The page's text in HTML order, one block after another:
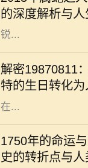
的深度解析与人
年，属蛇的人往往
锐...
解密19870811
特的生日转化
在中国文化中，出
命理分析的重要依
日出生的人士，有
不仅影响着性格、
在...
1750年的命运
史的转折点与
1750年是一个重要
志着人类社会在工
等多个领域的变革
业社会的转变，折